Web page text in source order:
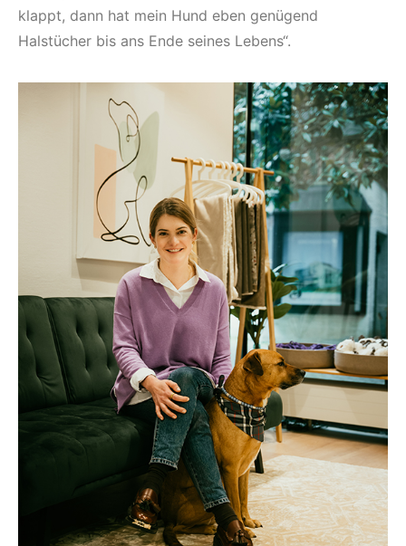
klappt, dann hat mein Hund eben genügend
Halstücher bis ans Ende seines Lebens“.